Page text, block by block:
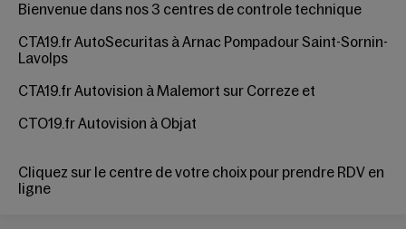
Bienvenue dans nos 3 centres de controle technique
CTA19.fr AutoSecuritas à Arnac Pompadour Saint-Sornin-
Lavolps
CTA19.fr Autovision à Malemort sur Correze et
CTO19.fr Autovision à Objat
Cliquez sur le centre de votre choix pour prendre RDV en
ligne